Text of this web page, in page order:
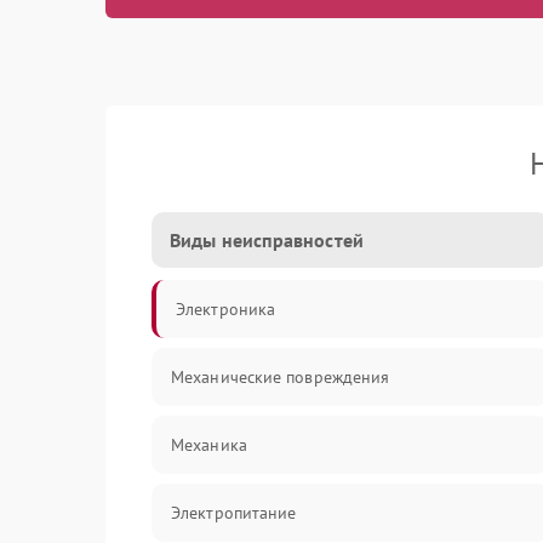
Виды неисправностей
Электроника
Механические повреждения
Механика
Электропитание